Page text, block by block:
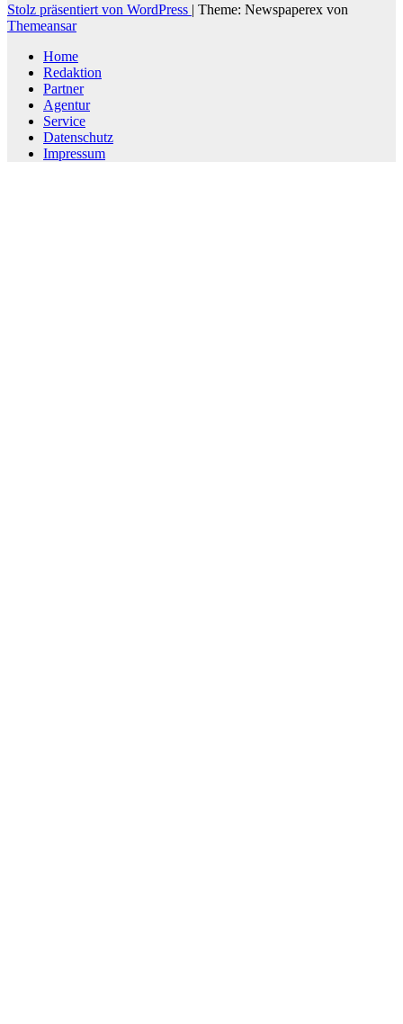
Stolz präsentiert von WordPress | Theme: Newspaperex von
Themeansar
Home
Redaktion
Partner
Agentur
Service
Datenschutz
Impressum